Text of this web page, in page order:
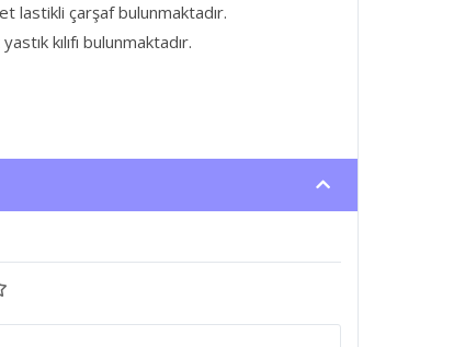
lastikli çarşaf bulunmaktadır.
kılıfı bulunmaktadır.